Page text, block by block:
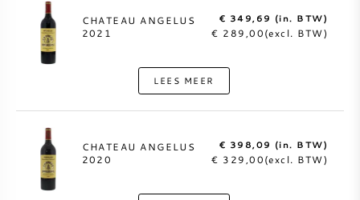
CHATEAU ANGELUS
2021
€ 349,69 (in. BTW)
€ 289,00(excl. BTW)
LEES MEER
CHATEAU ANGELUS
2020
€ 398,09 (in. BTW)
€ 329,00(excl. BTW)